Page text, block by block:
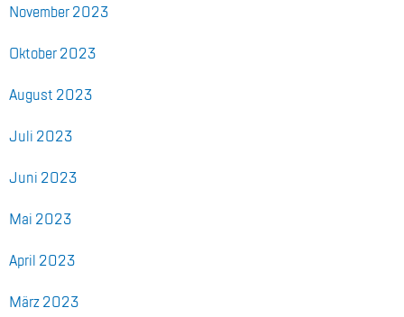
No­vem­ber 2023
Ok­to­ber 2023
Au­gust 2023
Juli 2023
Juni 2023
Mai 2023
April 2023
März 2023